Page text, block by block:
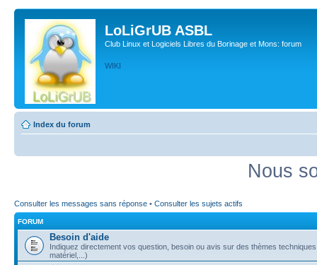
LoLiGrUB ASBL
Club Linux et Logiciels Libres du Borinage et Mons: forum
WIKI
Index du forum
Nous
Consulter les messages sans réponse • Consulter les sujets actifs
FORUM
Besoin d'aide
Indiquez directement vos question, besoin ou avis sur des thèmes
matériel,...)